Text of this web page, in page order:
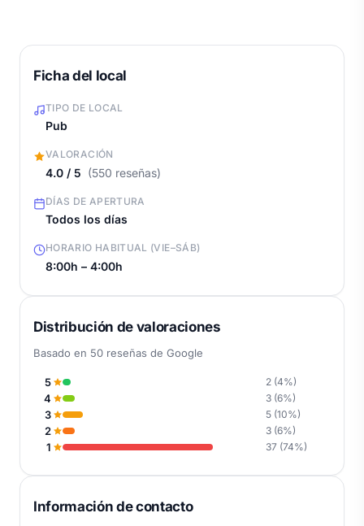
Ficha del local
TIPO DE LOCAL
Pub
VALORACIÓN
4.0 / 5 (550 reseñas)
DÍAS DE APERTURA
Todos los días
HORARIO HABITUAL (VIE–SÁB)
8:00h – 4:00h
Distribución de valoraciones
Basado en 50 reseñas de Google
5 2 (4%)
4 3 (6%)
3 5 (10%)
2 3 (6%)
1 37 (74%)
Información de contacto